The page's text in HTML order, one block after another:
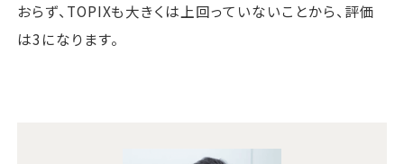
おらず、TOPIXも大きくは上回っていないことから、評価
は3になります。